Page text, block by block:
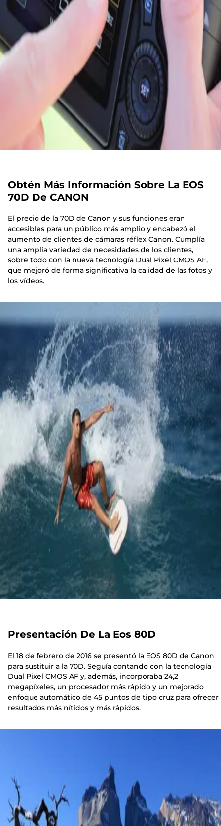
Obtén Más Información Sobre La EOS
70D De CANON
El precio de la 70D de Canon y sus funciones eran
accesibles para un público más amplio y encabezó el
aumento de clientes de cámaras réflex Canon. Cumplía
una amplia variedad de necesidades de los clientes,
sobre todo con la nueva tecnología Dual Pixel CMOS AF,
que mejoró de forma significativa la calidad de las fotos y
los vídeos.
Presentación De La Eos 80D
El 18 de febrero de 2016 se presentó la EOS 80D de Canon
para sustituir a la 70D. Seguía contando con la tecnología
Dual Pixel CMOS AF y, además, incorporaba 24,2
megapíxeles, un procesador más rápido y un mejorado
enfoque automático de 45 puntos de tipo cruz para ofrecer
resultados más nítidos y más rápidos.